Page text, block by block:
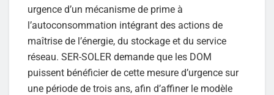
urgence d’un mécanisme de prime à
l’autoconsommation intégrant des actions de
maîtrise de l’énergie, du stockage et du service
réseau. SER-SOLER demande que les DOM
puissent bénéficier de cette mesure d’urgence sur
une période de trois ans, afin d’affiner le modèle